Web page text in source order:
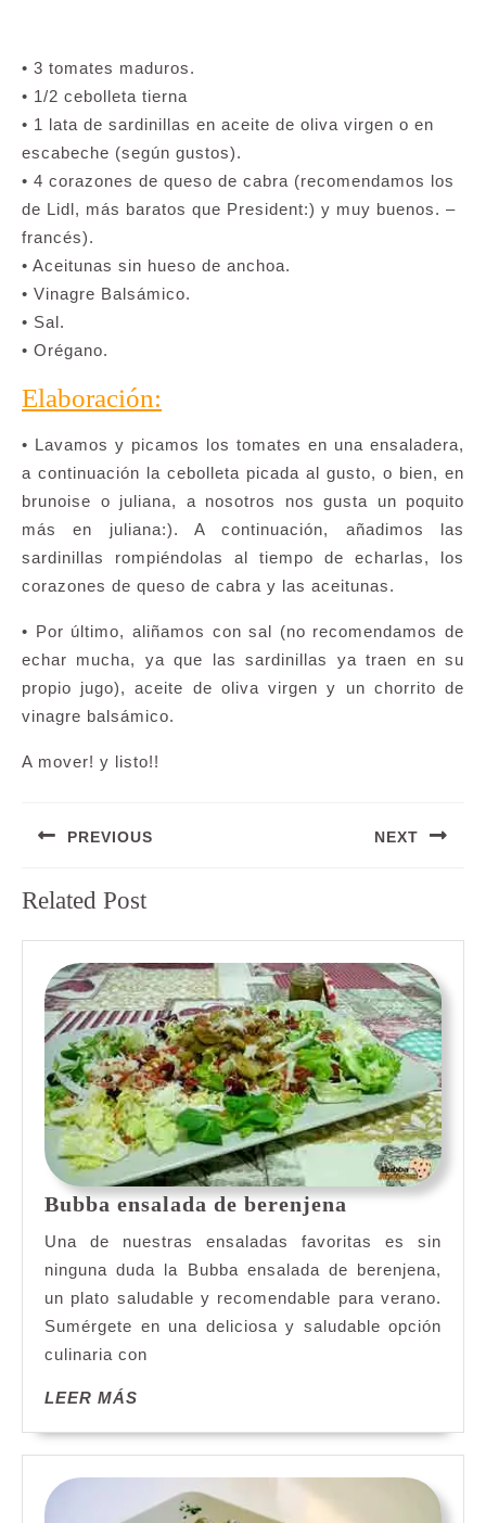
• 3 tomates maduros.
• 1/2 cebolleta tierna
• 1 lata de sardinillas en aceite de oliva virgen o en
escabeche (según gustos).
• 4 corazones de queso de cabra (recomendamos los
de Lidl, más baratos que President:) y muy buenos. –
francés).
• Aceitunas sin hueso de anchoa.
• Vinagre Balsámico.
• Sal.
• Orégano.
Elaboración:
• Lavamos y picamos los tomates en una ensaladera,
a continuación la cebolleta picada al gusto, o bien, en
brunoise o juliana, a nosotros nos gusta un poquito
más en juliana:). A continuación, añadimos las
sardinillas rompiéndolas al tiempo de echarlas, los
corazones de queso de cabra y las aceitunas.
• Por último, aliñamos con sal (no recomendamos de
echar mucha, ya que las sardinillas ya traen en su
propio jugo), aceite de oliva virgen y un chorrito de
vinagre balsámico.
A mover! y listo!!
de
PREVIOUS
anterior:
NEXT
Related Post
Bubba ensalada de berenjenaBubba
de
berenjena
Una de nuestras ensaladas favoritas es sin
ninguna duda la Bubba ensalada de berenjena,
un plato saludable y recomendable para verano.
Sumérgete en una deliciosa y saludable opción
culinaria con
LEER MÁS